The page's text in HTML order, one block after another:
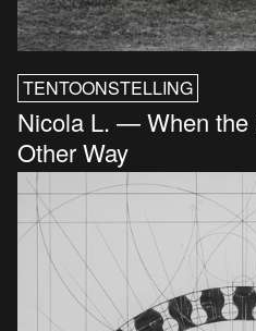
TENTOONSTELLING
Nicola L. — When the
Other Way